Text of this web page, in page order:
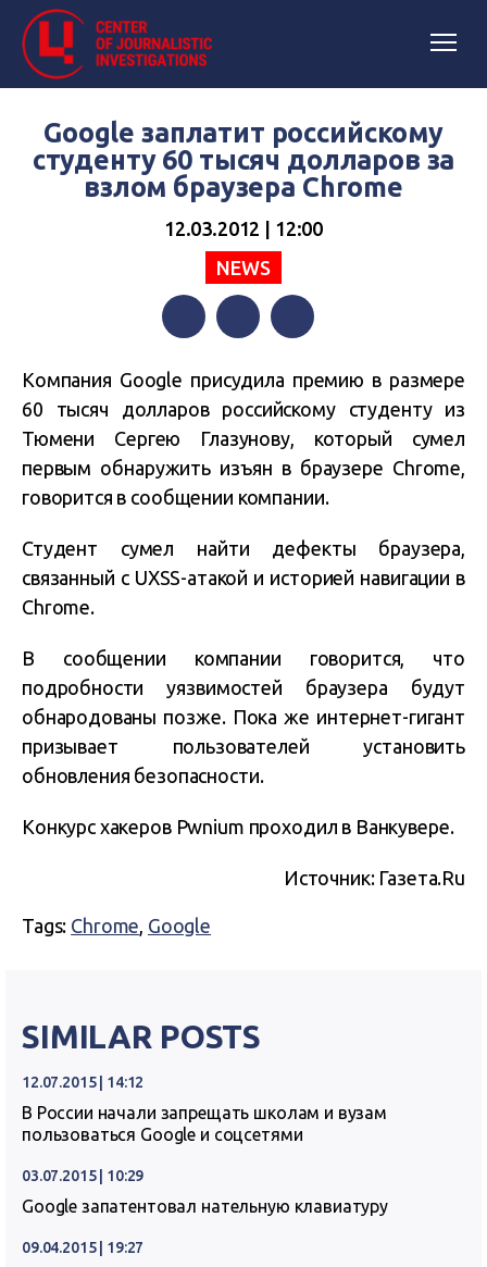
Google заплатит российскому
студенту 60 тысяч долларов за
взлом браузера Chrome
12.03.2012 | 12:00
NEWS
Компания Google присудила премию в размере
60 тысяч долларов российскому студенту из
Тюмени Сергею Глазунову, который сумел
первым обнаружить изъян в браузере Chrome,
говорится в сообщении компании.
Студент сумел найти дефекты браузера,
связанный с UXSS-атакой и историей навигации в
Chrome.
В сообщении компании говорится, что
подробности уязвимостей браузера будут
обнародованы позже. Пока же интернет-гигант
призывает пользователей установить
обновления безопасности.
Конкурс хакеров Pwnium проходил в Ванкувере.
Источник: Газета.Ru
Tags: Chrome, Google
SIMILAR POSTS
12.07.2015 | 14:12
В России начали запрещать школам и вузам
пользоваться Google и соцсетями
03.07.2015 | 10:29
Google запатентовал нательную клавиатуру
09.04.2015 | 19:27